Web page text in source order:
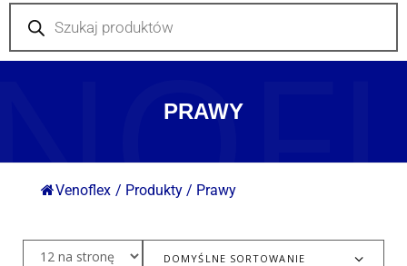
Wyszukiwarka
produktów
PRAWY
Venoflex / Produkty / Prawy
DOMYŚLNE SORTOWANIE